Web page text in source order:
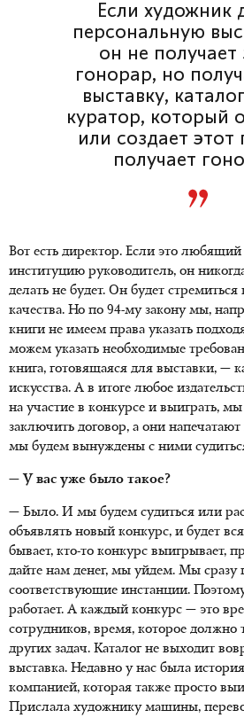
Если художник
персональную
он не получает
гонорар, но
выставку,
куратор, который
или создает этот
получает
Вот есть директор. Если это
институцию руководитель, он
делать не будет. Он будет
качества. Но по 94-му закону мы,
книги не имеем права указать
можем указать необходимые
книга, готовящаяся для выставки, —
искусства. А в итоге любое
на участие в конкурсе и выиграть,
заключить договор, а они
мы будем вынуждены с ними
— У вас уже было такое?
— Было. И мы будем судиться или
объявлять новый конкурс, и будет
бывает, кто-то конкурс выигрывает,
дайте нам денег, мы уйдем. Мы сразу
соответствующие инстанции.
работает. А каждый конкурс — это
сотрудников, время, которое должно
других задач. Каталог не выходит
выставка. Недавно у нас была
компанией, которая также просто
Прислала художнику машины,